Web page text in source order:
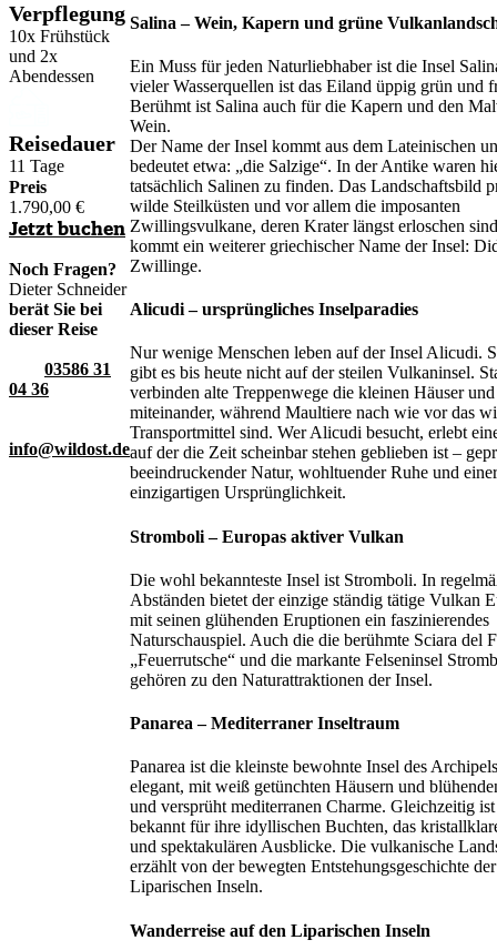
Verpflegung
10x Frühstück
und 2x
Abendessen
Reisedauer
11 Tage
Preis
1.790,00 €
Jetzt buchen
Noch Fragen?
Dieter Schneider
berät Sie bei
dieser Reise
03586 31
04 36
info@wildost.de
Salina – Wein, Kapern und grüne
Ein Muss für jeden Naturliebhaber ist die Insel
vieler Wasserquellen ist das Eiland üppig grün und
Berühmt ist Salina auch für die Kapern und den
Wein.
Der Name der Insel kommt aus dem Lateinischen
bedeutet etwa: „die Salzige“. In der Antike waren
tatsächlich Salinen zu finden. Das Landschaftsbild
wilde Steilküsten und vor allem die imposanten
Zwillingsvulkane, deren Krater längst erloschen
kommt ein weiterer griechischer Name der Insel:
Zwillinge.
Alicudi – ursprüngliches Inselparadies
Nur wenige Menschen leben auf der Insel Alicudi.
gibt es bis heute nicht auf der steilen Vulkaninsel.
verbinden alte Treppenwege die kleinen Häuser
miteinander, während Maultiere nach wie vor das
Transportmittel sind. Wer Alicudi besucht, erlebt
auf der die Zeit scheinbar stehen geblieben ist –
beeindruckender Natur, wohltuender Ruhe und einer
einzigartigen Ursprünglichkeit.
Stromboli – Europas aktiver Vulkan
Die wohl bekannteste Insel ist Stromboli. In
Abständen bietet der einzige ständig tätige Vulkan
mit seinen glühenden Eruptionen ein faszinierendes
Naturschauspiel. Auch die die berühmte Sciara del
„Feuerrutsche“ und die markante Felseninsel
gehören zu den Naturattraktionen der Insel.
Panarea – Mediterraner Inseltraum
Panarea ist die kleinste bewohnte Insel des
elegant, mit weiß getünchten Häusern und
und versprüht mediterranen Charme. Gleichzeitig ist
bekannt für ihre idyllischen Buchten, das
und spektakulären Ausblicke. Die vulkanische
erzählt von der bewegten Entstehungsgeschichte der
Liparischen Inseln.
Wanderreise auf den Liparischen Inseln